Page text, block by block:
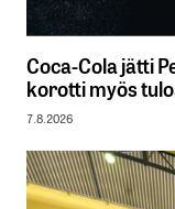
Coca-Cola jätti
korotti myös
7.8.2026